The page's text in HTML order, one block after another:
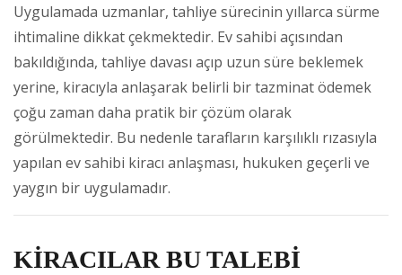
Uygulamada uzmanlar, tahliye sürecinin yıllarca sürme
ihtimaline dikkat çekmektedir. Ev sahibi açısından
bakıldığında, tahliye davası açıp uzun süre beklemek
yerine, kiracıyla anlaşarak belirli bir tazminat ödemek
çoğu zaman daha pratik bir çözüm olarak
görülmektedir. Bu nedenle tarafların karşılıklı rızasıyla
yapılan ev sahibi kiracı anlaşması, hukuken geçerli ve
yaygın bir uygulamadır.
KİRACILAR BU TALEBİ